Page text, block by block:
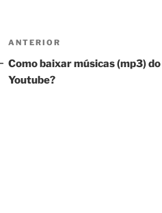
Navegação
de
Post
Post
anterior
ANTERIOR
Como baixar músicas (mp3) do
Youtube?